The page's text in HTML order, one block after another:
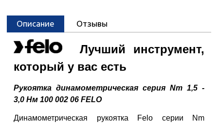
Описание Отзывы
Лучший инструмент,
который у вас есть
Рукоятка динамометрическая серия Nm 1,5 -
3,0 Нм 100 002 06 FELO
Динамометрическая рукоятка Felo серии Nm